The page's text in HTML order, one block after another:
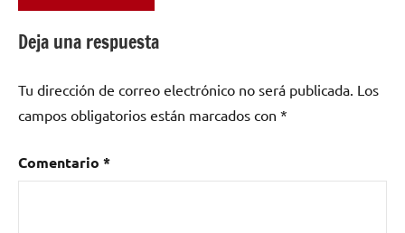
RED
Deja una respuesta
Tu dirección de correo electrónico no será publicada. Los
campos obligatorios están marcados con *
Comentario *